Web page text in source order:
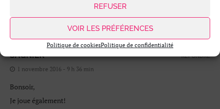
REFUSER
VOIR LES PRÉFÉRENCES
Politique de cookiesPolitique de confidentialité
Mon nom sur facebook est Morgane Caux
Très bonne journée.
SAGNIER
1 novembre 2016 - 9 h 36 min
Bonsoir,
Je joue également!
RÉPONDRE